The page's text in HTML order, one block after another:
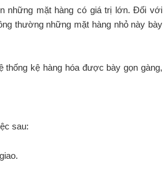
những mặt hàng có giá trị lớn. Đối với
thường những mặt hàng nhỏ này bày
kệ hàng hóa được bày gọn gàng,
sau: